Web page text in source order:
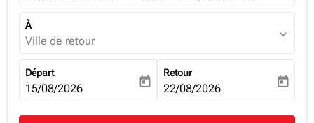
À
Ville de retour expand_more
Départ
fc-booking-departure-date-aria-label
15/08/2026 today
Retour
fc-booking-return-date-aria-
22/08/2026 today